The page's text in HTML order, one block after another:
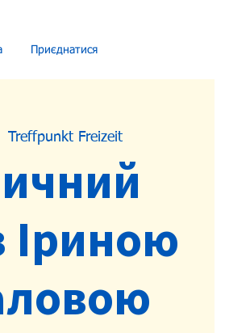
Приєднатися
Treffpunkt Freizeit
Іриною